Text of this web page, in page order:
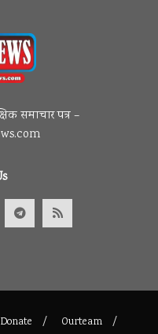
समाचार पत्र –
Donate Ourteam